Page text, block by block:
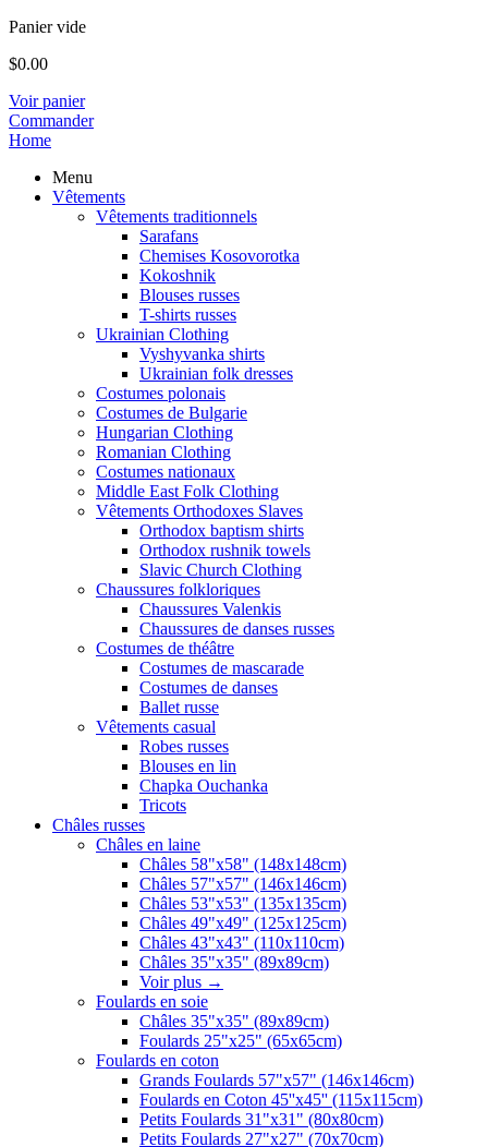
Panier vide
$0.00
Voir panier
Commander
Home
Menu
Vêtements
Vêtements traditionnels
Sarafans
Chemises Kosovorotka
Kokoshnik
Blouses russes
T-shirts russes
Ukrainian Clothing
Vyshyvanka shirts
Ukrainian folk dresses
Costumes polonais
Costumes de Bulgarie
Hungarian Clothing
Romanian Clothing
Costumes nationaux
Middle East Folk Clothing
Vêtements Orthodoxes Slaves
Orthodox baptism shirts
Orthodox rushnik towels
Slavic Church Clothing
Chaussures folkloriques
Chaussures Valenkis
Chaussures de danses russes
Costumes de théâtre
Costumes de mascarade
Costumes de danses
Ballet russe
Vêtements casual
Robes russes
Blouses en lin
Chapka Ouchanka
Tricots
Châles russes
Châles en laine
Châles 58"x58" (148x148cm)
Châles 57"x57" (146x146cm)
Châles 53"x53" (135x135cm)
Châles 49"x49" (125x125cm)
Châles 43"x43" (110x110cm)
Châles 35"x35" (89x89cm)
Voir plus →
Foulards en soie
Châles 35"x35" (89x89cm)
Foulards 25"x25" (65x65cm)
Foulards en coton
Grands Foulards 57"x57" (146x146cm)
Foulards en Coton 45''x45'' (115x115cm)
Petits Foulards 31"x31" (80x80cm)
Petits Foulards 27"x27" (70x70cm)